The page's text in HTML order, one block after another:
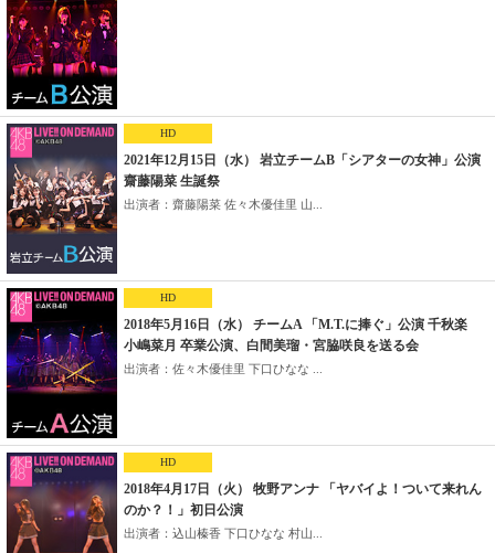
HD
2021年12月15日（水） 岩立チームB「シアターの女神」公演
齋藤陽菜 生誕祭
出演者：齋藤陽菜 佐々木優佳里 山...
HD
2018年5月16日（水） チームA 「M.T.に捧ぐ」公演 千秋楽
小嶋菜月 卒業公演、白間美瑠・宮脇咲良を送る会
出演者：佐々木優佳里 下口ひなな ...
HD
2018年4月17日（火） 牧野アンナ 「ヤバイよ！ついて来れん
のか？！」初日公演
出演者：込山榛香 下口ひなな 村山...